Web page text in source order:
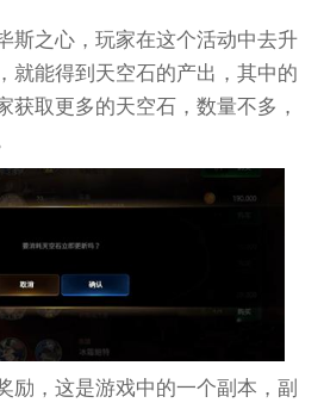
斯之心，玩家在这个活动中去升
就能得到天空石的产出，其中的
获取更多的天空石，数量不多，
励，这是游戏中的一个副本，副